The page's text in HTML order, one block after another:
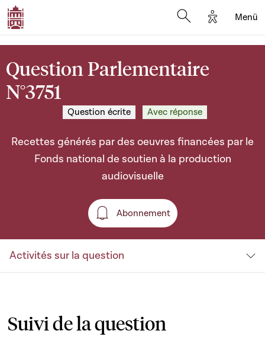
Options
Menü
Question Parlementaire
N°3751
Question écrite Avec réponse
Recettes générés par des oeuvres financées par le
Fonds national de soutien à la production
audiovisuelle
Abonnement
Abonnement
Activités sur la question
Suivi de la question